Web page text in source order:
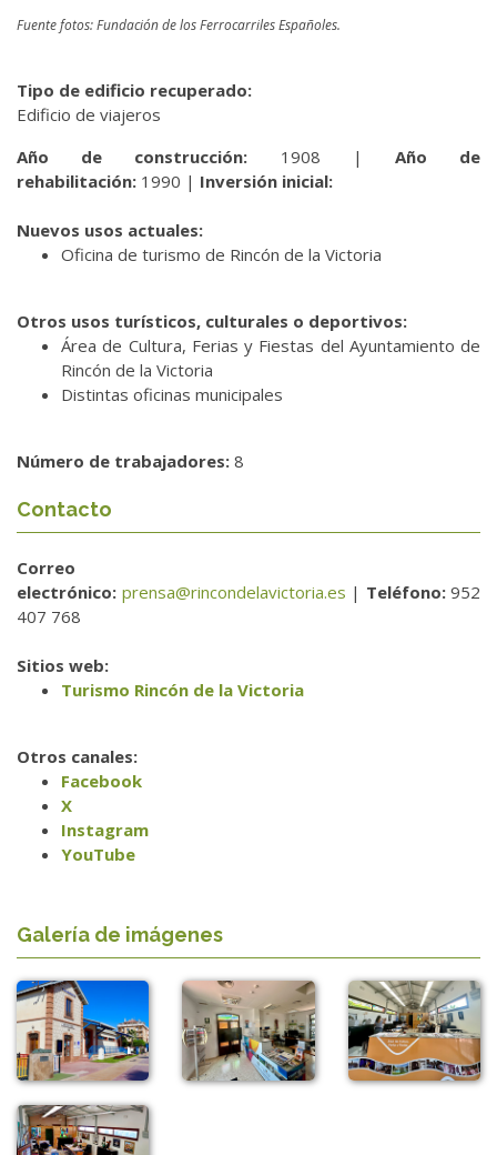
Fuente fotos: Fundación de los Ferrocarriles Españoles.
Tipo de edificio recuperado:
Edificio de viajeros
Año de construcción: 1908 | Año de
rehabilitación: 1990 | Inversión inicial:
Nuevos usos actuales:
Oficina de turismo de Rincón de la Victoria
Otros usos turísticos, culturales o deportivos:
Área de Cultura, Ferias y Fiestas del Ayuntamiento de
Rincón de la Victoria
Distintas oficinas municipales
Número de trabajadores: 8
Contacto
Correo
electrónico: prensa@rincondelavictoria.es | Teléfono: 952
407 768
Sitios web:
Turismo Rincón de la Victoria
Otros canales:
Facebook
X
Instagram
YouTube
Galería de imágenes